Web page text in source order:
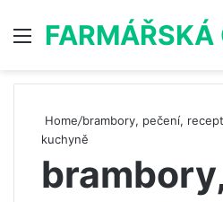
Menu
FARMÁŘSKÁ
Home/brambory, pečení,
kuchyně